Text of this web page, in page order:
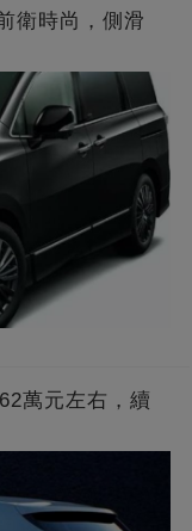
衛時尚，側滑
萬元左右，續